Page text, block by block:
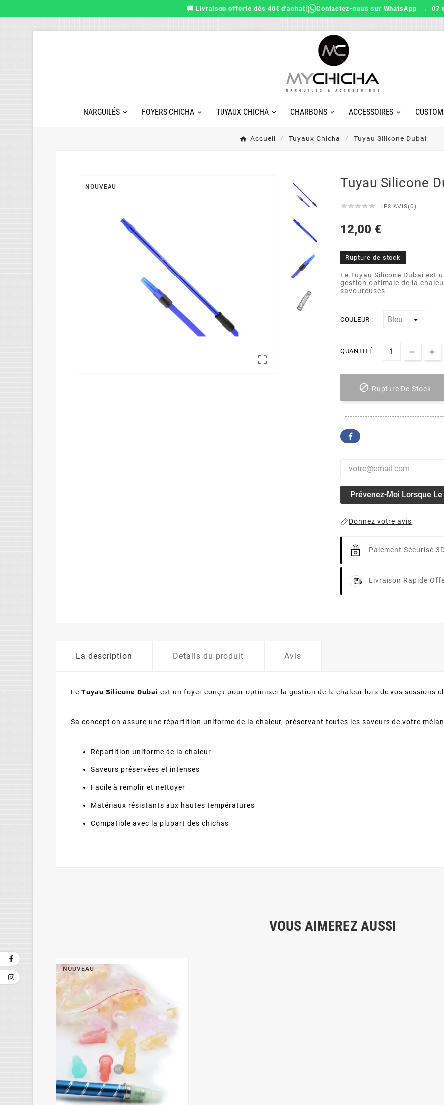
🚚 Livraison offerte dès 40€ d'achat| Contactez-nous sur WhatsApp → 07
NARGUILÉS FOYERS CHICHA TUYAUX CHICHA CHARBONS ACCESSOIRES
Accueil Tuyaux Chicha Tuyau Silicone Dubai
NOUVEAU

Tuyau Silicone
     LES AVIS(0)
12,00 €
Rupture de stock
Le Tuyau Silicone Dubai est
gestion optimale de la
savoureuses.
COULEUR :
QUANTITÉ
 Rupture De Stock
Prévenez-Moi Lorsque
Donnez votre avis
Paiement Sécurisé
Livraison Rapide
La description Détails du produit Avis
LeTuyau Silicone Dubai est un foyer conçu pour optimiser la gestion de la chaleur lors de vos sessions
Sa conception assure une répartition uniforme de la chaleur, préservant toutes les saveurs de votre
Répartition uniforme de la chaleur
Saveurs préservées et intenses
Facile à remplir et nettoyer
Matériaux résistants aux hautes températures
Compatible avec la plupart des chichas
VOUS AIMEREZ AUSSI
NOUVEAU